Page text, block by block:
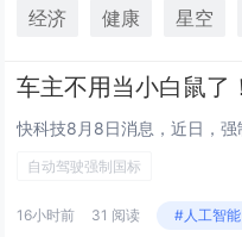
经济 健康 星空
自动驾驶强制国标
16小时前 31 阅读 #人工智能